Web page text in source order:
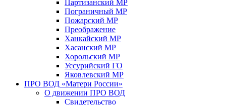
Партизанский МР
Пограничный МР
Пожарский МР
Преображение
Ханкайский МР
Хасанский МР
Хорольский МР
Уссурийский ГО
Яковлевский МР
ПРО ВОД «Матери России»
О движении ПРО ВОД
Свидетельство